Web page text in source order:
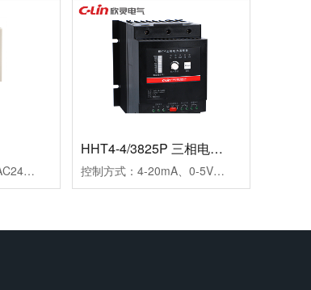
工作电源：DC24V；AC24V、AC220V、AC380V延时范围：0.99s、9.9s、99s、9.9m、99m、99h99.9s、999s、99.9m、999m、999h重复误差：≤1%工作模式：通电延时触点形式：两组延时触点触点容量：3AAC250V(阻性)外形尺寸：45×82×90mm开孔尺寸：56-2×Φ4.5mm安装方式：装置式或35mm导轨式
HHT4-4/3825P 三相电力调整器
控制方式：4-20mA、0-5V、0-10V三种方式可选输出方式：相位输出，移相范围0-150°负载电压：三相440VAC（三相三线）负载电流：25A保护功能：快速熔断器报警功能：断相、超温，继电器输出(1A/250VAC)介质耐压：≥2000VAC显示功能：LED面板显示SCR输出百分比及工作状态指示安装方式：螺栓安装使用负载：定阻抗电热丝、IR远红外线、UV灯管等外型尺寸：150×130×175mm安装尺寸：80×116mm(4-M5)冷却方式：自然冷却